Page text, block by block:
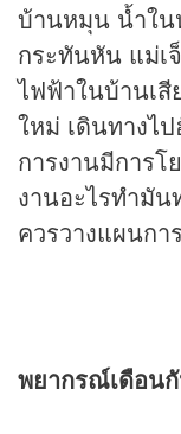
บ้านหมุน น้ำใน
กระทันหัน แม่เ
ไฟฟ้าในบ้านเ
ใหม่ เดินทางไ
การงานมีการโ
งานอะไรทำมั
ควรวางแผนกา
พยากรณ์เดือน